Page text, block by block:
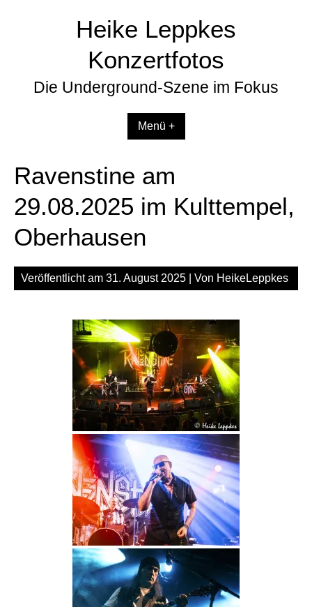
Heike Leppkes
Konzertfotos
Die Underground-Szene im Fokus
Menü +
Ravenstine am
29.08.2025 im Kulttempel,
Oberhausen
Veröffentlicht am 31. August 2025 | Von HeikeLeppkes